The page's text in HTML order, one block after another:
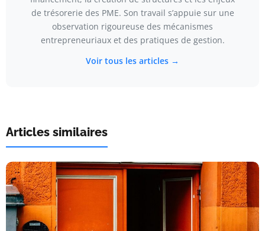
de trésorerie des PME. Son travail s’appuie sur une
observation rigoureuse des mécanismes
entrepreneuriaux et des pratiques de gestion.
Voir tous les articles →
Articles similaires